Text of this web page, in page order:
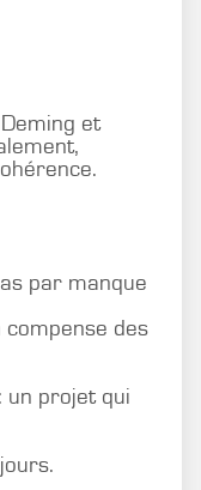
et
par manque
compense des
un projet qui